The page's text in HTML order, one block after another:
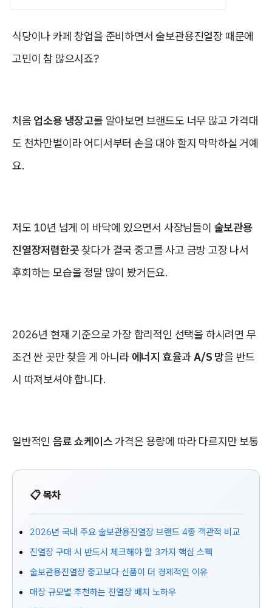
식당이나 카페 창업을 준비하면서 술보관용진열장 때문에
고민이 참 많으시죠?
처음 업소용 냉장고를 알아보면 브랜드도 너무 많고 가격대
도 천차만별이라 어디서부터 손을 대야 할지 막막하실 거예
요.
저도 10년 넘게 이 바닥에 있으면서 사장님들이 술보관용
진열장저렴한곳 찾다가 결국 중고를 사고 금방 고장 나서
후회하는 모습을 정말 많이 봤거든요.
2026년 현재 기준으로 가장 합리적인 선택을 하시려면 무
조건 싼 곳만 찾을 게 아니라 에너지 효율과A/S 망을 반드
시 따져보셔야 합니다.
일반적인 음료 쇼케이스가격은 용량에 따라 다르지만 보통
📋 목차
2026년 국내 주요 술보관용진열장 브랜드 4종 객관적 비교
진열장 구매 시 반드시 체크해야 할 3가지 핵심 스펙
술보관용진열장 중고보다 신품이 더 경제적인 이유
매장 규모별 추천하는 진열장 배치 노하우